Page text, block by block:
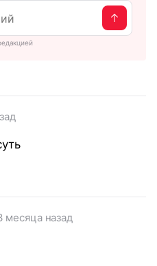
месяца назад